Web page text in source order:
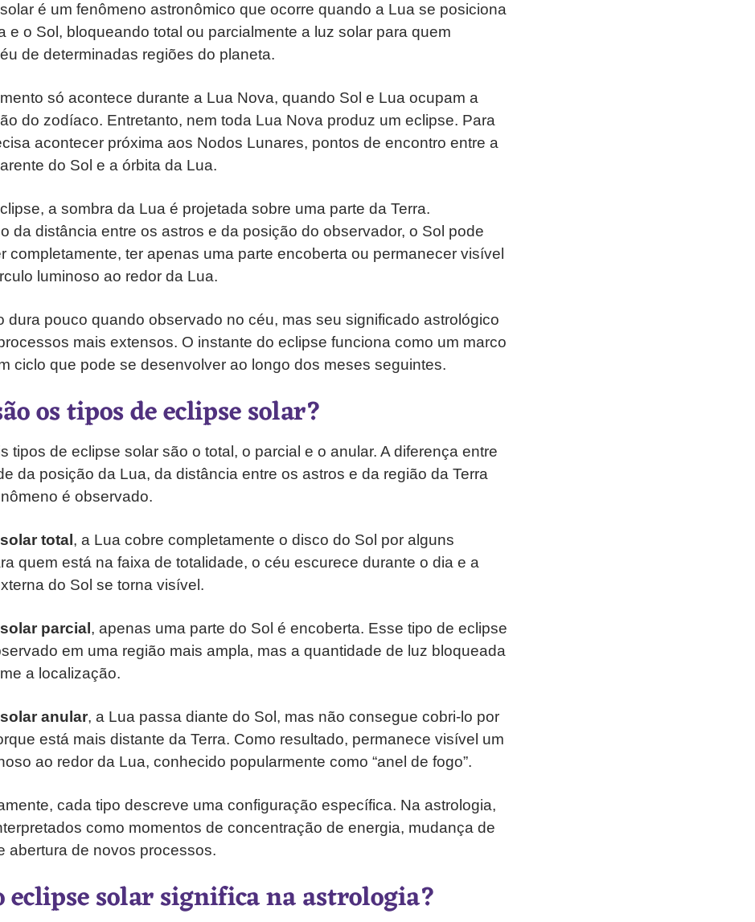
é um fenômeno astronômico que ocorre quando a Lua se posiciona
e o Sol, bloqueando total ou parcialmente a luz solar para quem
de determinadas regiões do planeta.
só acontece durante a Lua Nova, quando Sol e Lua ocupam a
do zodíaco. Entretanto, nem toda Lua Nova produz um eclipse. Para
acontecer próxima aos Nodos Lunares, pontos de encontro entre a
do Sol e a órbita da Lua.
a sombra da Lua é projetada sobre uma parte da Terra.
da distância entre os astros e da posição do observador, o Sol pode
completamente, ter apenas uma parte encoberta ou permanecer visível
luminoso ao redor da Lua.
dura pouco quando observado no céu, mas seu significado astrológico
mais extensos. O instante do eclipse funciona como um marco
ciclo que pode se desenvolver ao longo dos meses seguintes.
os tipos de eclipse solar?
tipos de eclipse solar são o total, o parcial e o anular. A diferença entre
da posição da Lua, da distância entre os astros e da região da Terra
é observado.
total , a Lua cobre completamente o disco do Sol por alguns
quem está na faixa de totalidade, o céu escurece durante o dia e a
do Sol se torna visível.
parcial , apenas uma parte do Sol é encoberta. Esse tipo de eclipse
em uma região mais ampla, mas a quantidade de luz bloqueada
a localização.
anular, a Lua passa diante do Sol, mas não consegue cobri-lo por
está mais distante da Terra. Como resultado, permanece visível um
ao redor da Lua, conhecido popularmente como “anel de fogo”.
cada tipo descreve uma configuração específica. Na astrologia,
como momentos de concentração de energia, mudança de
abertura de novos processos.
eclipse solar significa na astrologia?